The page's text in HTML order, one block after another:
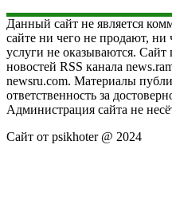
Данный сайт не является
сайте ни чего не продают,
услуги не оказываются. Сайт
новостей RSS канала
newsru.com. Материалы
ответственность за
Администрация сайта не
Сайт от psikhoter @ 2024